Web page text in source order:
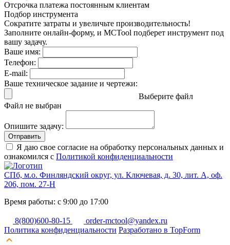
Отсрочка платежа постоянным клиентам
Подбор инструмента
Сократите затраты и увеличьте производительность!
Заполните онлайн-форму, и MCTool подберет инструмент под
вашу задачу.
Ваше имя:
Телефон:
E-mail:
Ваше техническое задание и чертежи:
Выберите файл
Файл не выбран
Опишите задачу:
Отправить
Я даю свое согласие на обработку персональных данных и
ознакомился с Политикой конфиденциальности
СПб, м.о. Финляндский округ, ул. Ключевая, д. 30, лит. А, оф.
206, пом. 27-Н
Время работы: с 9:00 до 17:00
8(800)600-80-15
order-mctool@yandex.ru
Политика конфиденциальности Разработано в TopForm